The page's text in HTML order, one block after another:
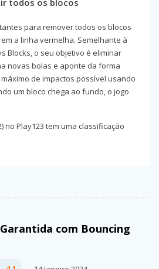
todos os blocos
para remover todos os blocos
a linha vermelha. Semelhante à
Blocks, o seu objetivo é eliminar
novas bolas e aponte da forma
de impactos possível usando
um bloco chega ao fundo, o jogo
no Play123 tem uma classificação
com Bouncing